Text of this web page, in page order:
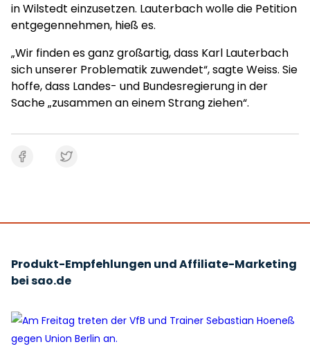
in Wilstedt einzusetzen. Lauterbach wolle die Petition
entgegennehmen, hieß es.
„Wir finden es ganz großartig, dass Karl Lauterbach
sich unserer Problematik zuwendet“, sagte Weiss. Sie
hoffe, dass Landes- und Bundesregierung in der
Sache „zusammen an einem Strang ziehen“.
Produkt-Empfehlungen und Affiliate-Marketing
bei sao.de